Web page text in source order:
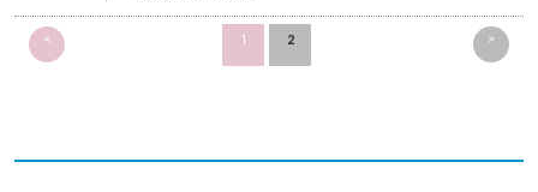
< 1 2 >